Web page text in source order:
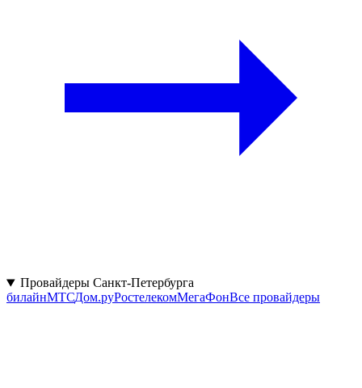
Провайдеры Санкт-Петербурга
билайнМТСДом.руРостелекомМегаФонВсе провайдеры